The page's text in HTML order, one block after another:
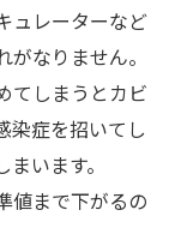
ュレーターなど
なりません。
てしまうとカビ
染症を招いてし
います。
値まで下がるの